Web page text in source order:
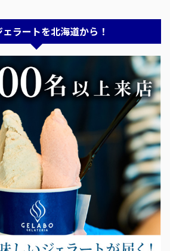
ラートを北海道から！